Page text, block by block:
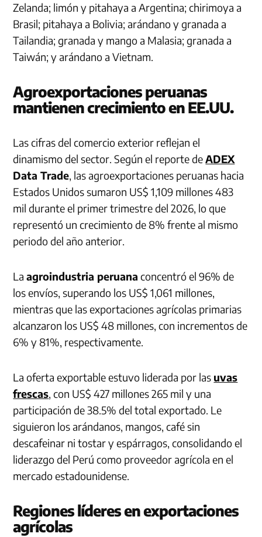
Zelanda; limón y pitahaya a Argentina; chirimoya a
Brasil; pitahaya a Bolivia; arándano y granada a
Tailandia; granada y mango a Malasia; granada a
Taiwán; y arándano a Vietnam.
Agroexportaciones peruanas
mantienen crecimiento en EE.UU.
Las cifras del comercio exterior reflejan el
dinamismo del sector. Según el reporte deADEX
Data Trade, las agroexportaciones peruanas hacia
Estados Unidos sumaron US$ 1,109 millones 483
mil durante el primer trimestre del 2026, lo que
representó un crecimiento de 8% frente al mismo
periodo del año anterior.
Laagroindustria peruana concentró el 96% de
los envíos, superando los US$ 1,061 millones,
mientras que las exportaciones agrícolas primarias
alcanzaron los US$ 48 millones, con incrementos de
6% y 81%, respectivamente.
La oferta exportable estuvo liderada por las uvas
frescas, con US$ 427 millones 265 mil y una
participación de 38.5% del total exportado. Le
siguieron los arándanos, mangos, café sin
descafeinar ni tostar y espárragos, consolidando el
liderazgo del Perú como proveedor agrícola en el
mercado estadounidense.
Regiones líderes en exportaciones
agrícolas